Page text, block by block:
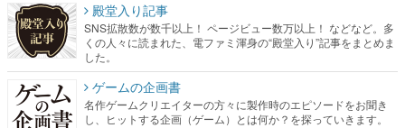
殿堂入り記事
SNS拡散数が数千以上！ ページビュー数万以上！ などなど。多
くの人々に読まれた、電ファミ渾身の“殿堂入り”記事をまとめま
した。
ゲームの企画書
名作ゲームクリエイターの方々に製作時のエピソードをお聞き
し、ヒットする企画（ゲーム）とは何か？を探っていきます。